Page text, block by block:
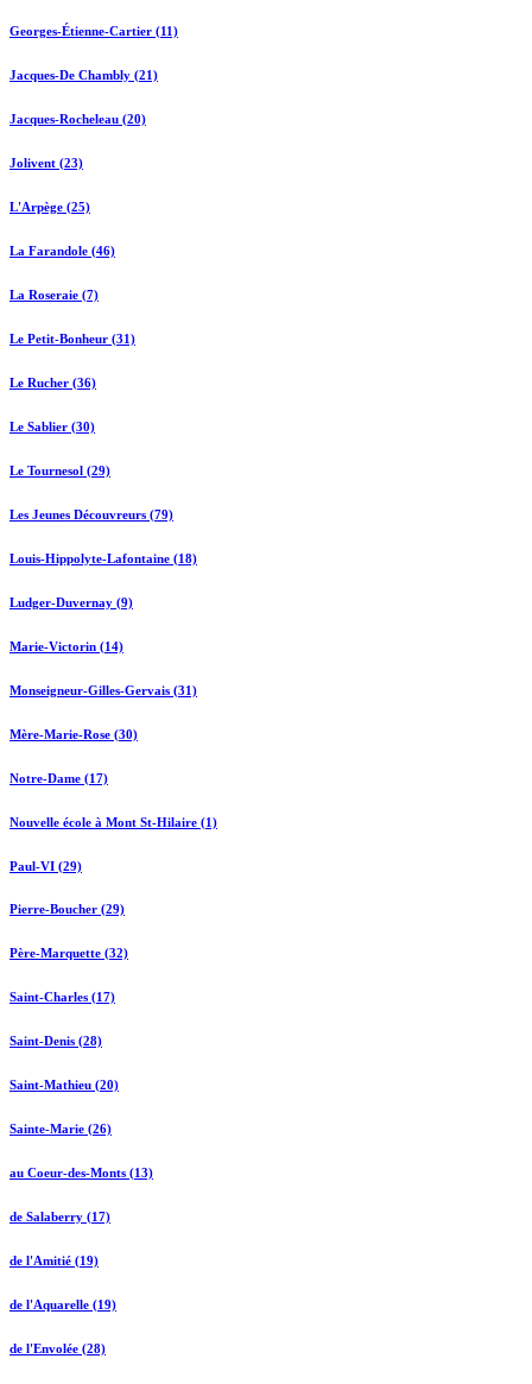
Georges-Étienne-Cartier (11)
Jacques-De Chambly (21)
Jacques-Rocheleau (20)
Jolivent (23)
L'Arpège (25)
La Farandole (46)
La Roseraie (7)
Le Petit-Bonheur (31)
Le Rucher (36)
Le Sablier (30)
Le Tournesol (29)
Les Jeunes Découvreurs (79)
Louis-Hippolyte-Lafontaine (18)
Ludger-Duvernay (9)
Marie-Victorin (14)
Monseigneur-Gilles-Gervais (31)
Mère-Marie-Rose (30)
Notre-Dame (17)
Nouvelle école à Mont St-Hilaire (1)
Paul-VI (29)
Pierre-Boucher (29)
Père-Marquette (32)
Saint-Charles (17)
Saint-Denis (28)
Saint-Mathieu (20)
Sainte-Marie (26)
au Coeur-des-Monts (13)
de Salaberry (17)
de l'Amitié (19)
de l'Aquarelle (19)
de l'Envolée (28)